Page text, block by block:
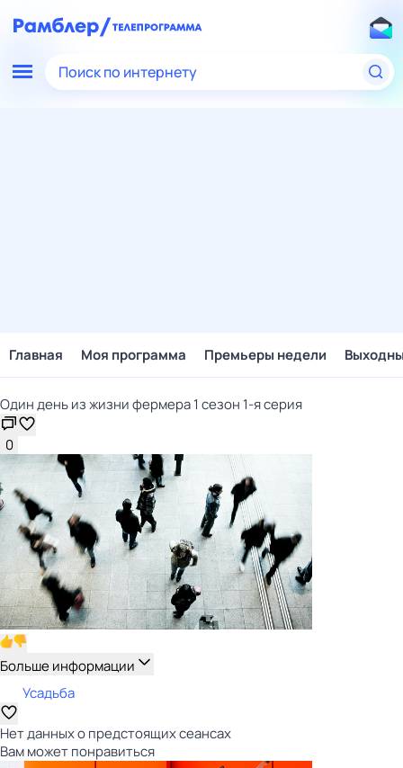
Поиск по интернету
Главная Моя программа Премьеры недели
Один день из жизни фермера 1 сезон 1-я серия
0
Больше информации
Усадьба
Нет данных о предстоящих сеансах
Вам может понравиться